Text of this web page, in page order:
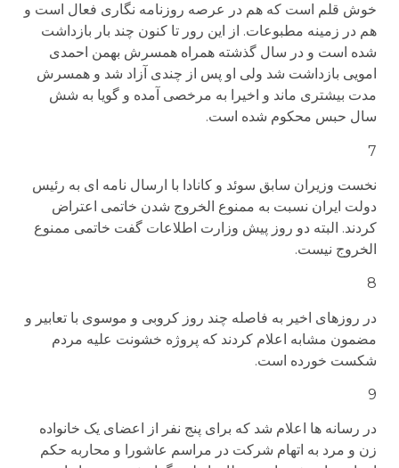
خوش قلم است که هم در عرصه روزنامه نگاری فعال است و
هم در زمینه مطبوعات. از این رور تا کنون چند بار بازداشت
شده است و در سال گذشته همراه همسرش بهمن احمدی
امویی بازداشت شد ولی او پس از چندی آزاد شد و همسرش
مدت بیشتری ماند و اخیرا به مرخصی آمده و گویا به شش
سال حبس محکوم شده است.
7
نخست وزیران سابق سوئد و کانادا با ارسال نامه ای به رئیس
دولت ایران نسبت به ممنوع الخروج شدن خاتمی اعتراض
کردند. البته دو روز پیش وزارت اطلاعات گفت خاتمی ممنوع
الخروج نیست.
8
در روزهای اخیر به فاصله چند روز کروبی و موسوی با تعابیر و
مضمون مشابه اعلام کردند که پروژه خشونت علیه مردم
شکست خورده است.
9
در رسانه ها اعلام شد که برای پنج نفر از اعضای یک خانواده
زن و مرد به اتهام شرکت در مراسم عاشورا و محاربه حکم